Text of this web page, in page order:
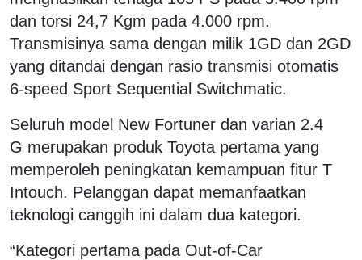
dan torsi 24,7 Kgm pada 4.000 rpm.
Transmisinya sama dengan milik 1GD dan 2GD
yang ditandai dengan rasio transmisi otomatis
6-speed Sport Sequential Switchmatic.
Seluruh model New Fortuner dan varian 2.4
G merupakan produk Toyota pertama yang
memperoleh peningkatan kemampuan fitur T
Intouch. Pelanggan dapat memanfaatkan
teknologi canggih ini dalam dua kategori.
“Kategori pertama pada Out-of-Car